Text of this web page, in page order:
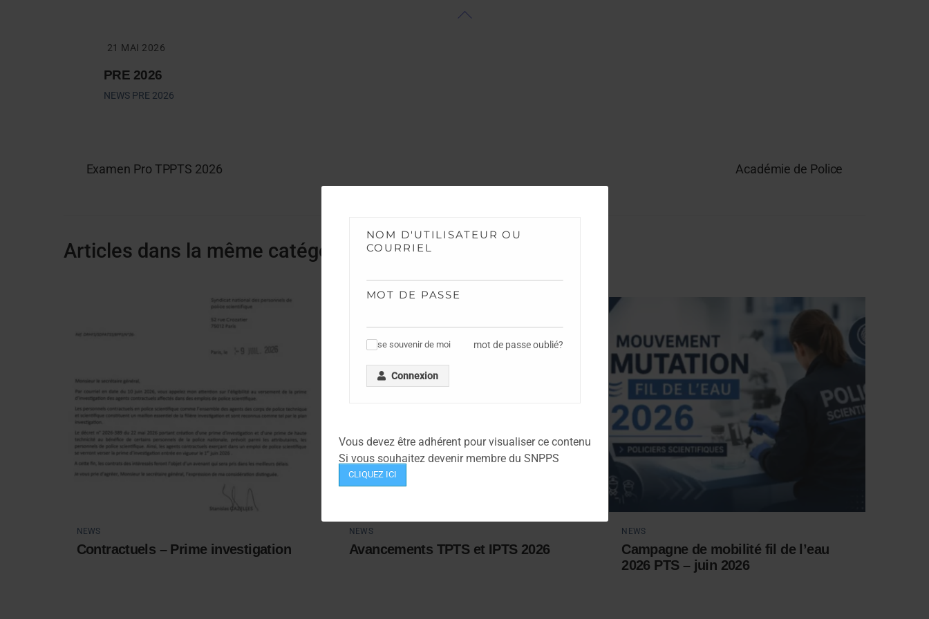
NOM D'UTILISATEUR OU
COURRIEL
MOT DE PASSE
se souvenir de moi mot de passe oublié?
Connexion
Vous devez être adhérent pour visualiser ce contenu
Si vous souhaitez devenir membre du SNPPS
CLIQUEZ ICI
21 MAI 2026
PRE 2026
NEWS PRE 2026
Examen Pro TPPTS 2026 Académie de Police
Articles dans la même catégorie
NEWS
Contractuels – Prime investigation
NEWS
Avancements TPTS et IPTS 2026
NEWS
Campagne de mobilité fil de l’eau
2026 PTS – juin 2026
Back